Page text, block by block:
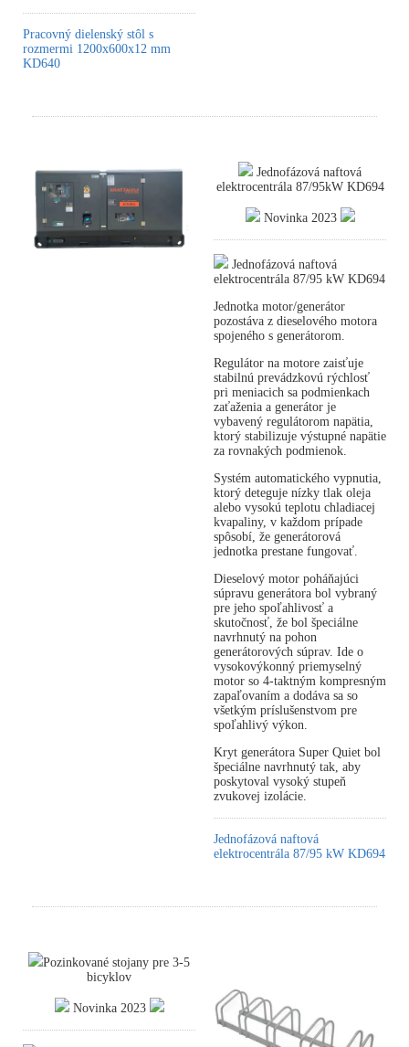
Pracovný dielenský stôl s
rozmermi 1200x600x12 mm
KD640
Jednofázová naftová
elektrocentrála 87/95kW KD694
Novinka 2023
Jednofázová naftová
elektrocentrála 87/95 kW KD694
Jednotka motor/generátor
pozostáva z dieselového motora
spojeného s generátorom.
Regulátor na motore zaisťuje
stabilnú prevádzkovú rýchlosť
pri meniacich sa podmienkach
zaťaženia a generátor je
vybavený regulátorom napätia,
ktorý stabilizuje výstupné napätie
za rovnakých podmienok.
Systém automatického vypnutia,
ktorý deteguje nízky tlak oleja
alebo vysokú teplotu chladiacej
kvapaliny, v každom prípade
spôsobí, že generátorová
jednotka prestane fungovať.
Dieselový motor poháňajúci
súpravu generátora bol vybraný
pre jeho spoľahlivosť a
skutočnosť, že bol špeciálne
navrhnutý na pohon
generátorových súprav. Ide o
vysokovýkonný priemyselný
motor so 4-taktným kompresným
zapaľovaním a dodáva sa so
všetkým príslušenstvom pre
spoľahlivý výkon.
Kryt generátora Super Quiet bol
špeciálne navrhnutý tak, aby
poskytoval vysoký stupeň
zvukovej izolácie.
Jednofázová naftová
elektrocentrála 87/95 kW KD694
Pozinkované stojany pre 3-5
bicyklov
Novinka 2023